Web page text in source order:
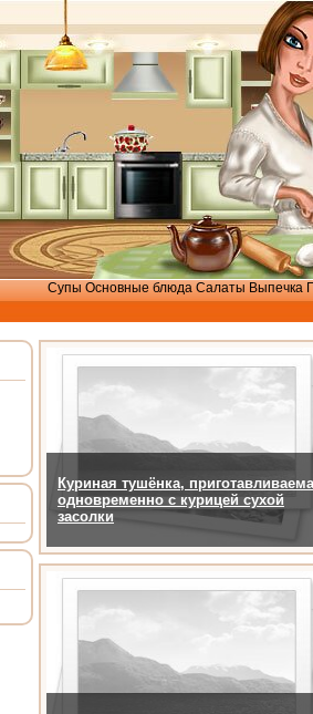
Супы Основные блюда Салаты Выпечка
Куриная тушёнка,
одновременно с курицей сухой
засолки